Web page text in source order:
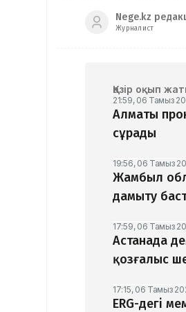
Nege.kz
Журналист
Қазір оқып
21:59, 06 Тамыз
Алматы
сұрады
19:56, 06 Тамыз
Жамбыл
дамыту
17:59, 06 Тамыз
Астанада
қозғалыс
17:15, 06 Тамыз
ERG-дегі